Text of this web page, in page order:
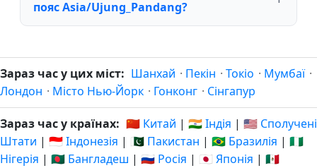
пояс Asia/Ujung_Pandang?
Зараз час у цих міст: Шанхай · Пекін · Токіо · Мумбаї ·
Лондон · Місто Нью-Йорк · Гонконг · Сінгапур
Зараз час у країнах: 🇨🇳 Китай | 🇮🇳 Індія | 🇺🇸 Сполучені
Штати | 🇮🇩 Індонезія | 🇵🇰 Пакистан | 🇧🇷 Бразилія | 🇳🇬
Нігерія | 🇧🇩 Бангладеш | 🇷🇺 Росія | 🇯🇵 Японія | 🇲🇽